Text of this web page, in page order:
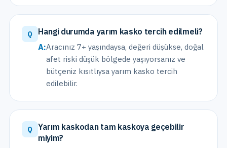
Q
Hangi durumda yarım kasko tercih edilmeli?
A:Aracınız 7+ yaşındaysa, değeri düşükse, doğal
afet riski düşük bölgede yaşıyorsanız ve
bütçeniz kısıtlıysa yarım kasko tercih
edilebilir.
Q
Yarım kaskodan tam kaskoya geçebilir
miyim?